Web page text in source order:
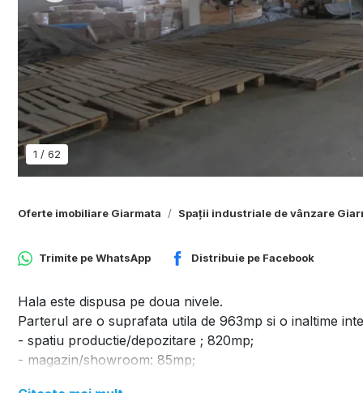
1 / 62
Oferte imobiliare Giarmata Spații industriale de vânzare
Trimite peWhatsApp Distribuie pe Facebook
Hala este dispusa pe doua nivele.
Parterul are o suprafata utila de 963mp si o inaltime
- spatiu productie/depozitare ; 820mp;
- magazin/showroom: 85mp;